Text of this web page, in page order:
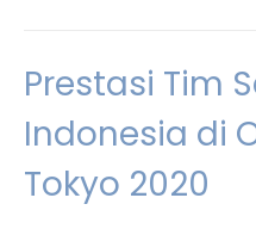
Prestasi Tim
Indonesia di
Tokyo 2020